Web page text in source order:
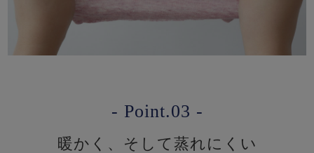
- Point.03 -
暖かく、そして蒸れにくい